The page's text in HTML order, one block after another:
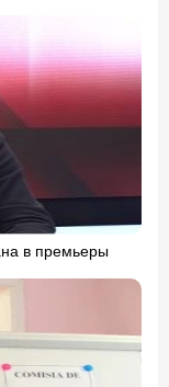
в премьеры